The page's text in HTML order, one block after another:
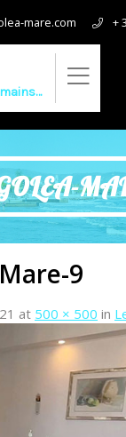
mare.com +
9
at 500 × 500 in